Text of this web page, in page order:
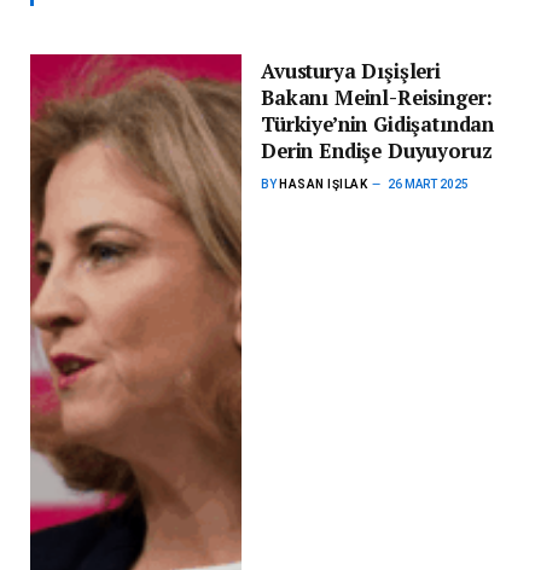
Avusturya Dışişleri
Bakanı Meinl-Reisinger:
Türkiye’nin Gidişatından
Derin Endişe Duyuyoruz
BY HASAN IŞILAK 26 MART 2025